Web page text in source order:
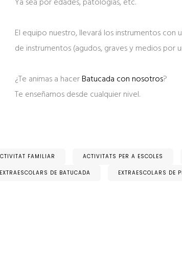
El equipo nuestro, llevará los instrumentos
de instrumentos (agudos, graves y medios por
¿Te animas a hacerBatucada con nosotros?
Te enseñamos desde cualquier nivel.
FAMILIAR ACTIVITATS PER A ESCOLES
EXTRAESCOLARS DE BATUCADA EXTRAESCOLARS DE